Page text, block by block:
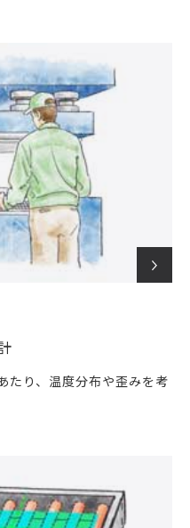
たり、温度分布や歪みを考